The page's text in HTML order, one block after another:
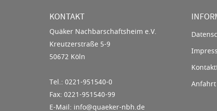
KONTAKT
Quäker Nachbarschaftsheim e.V.
Kreutzerstraße 5-9
50672 Köln
Tel.: 0221-951540-0
Fax: 0221-951540-99
E-Mail: info@quaeker-nbh.de
Anfahrt